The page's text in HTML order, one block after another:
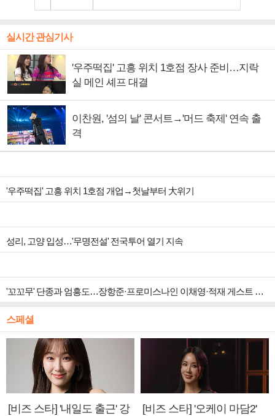
실시간 관심기사
'우주떡집' 고흥 위치 1호점 장사 준비…지락
실 메인 셰프 대결
이찬원, '섬의 날' 콘서트→'머드 축제' 연속 출
격
'우주떡집' 고흥 위치 1호점 개업→첫날부터 大위기
성리, 고양 입성…'무명전설' 전국투어 열기 지속
'꼬꼬무' 단종과 엄흥도…장항준·프로미스나인 이채영·적재 게스트 출연
스페셜
[비즈 스타] '내일도 출근' 강
[비즈 스타] '오케이 마담2'